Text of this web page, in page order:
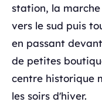
station, la
vers le sud puis
en passant
de petites
centre historique
les soirs d'hiver.